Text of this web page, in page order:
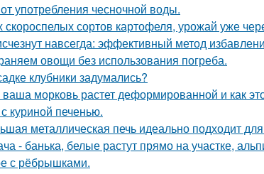
употребления чесночной воды.
сортов картофеля, урожай уже
навсегда: эффективный метод
овощи без использования погреба.
клубники задумались?
морковь растет деформированной и как
куриной печенью.
металлическая печь идеально подходит
- банька, белые растут прямо на участке,
с рёбрышками.